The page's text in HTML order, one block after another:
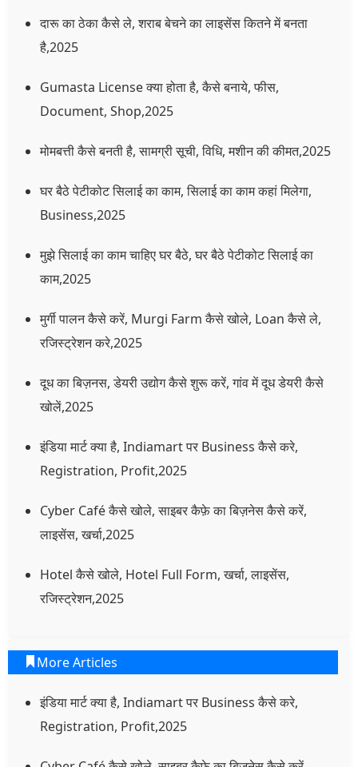
दारू का ठेका कैसे ले, शराब बेचने का लाइसेंस कितने में बनता
है,2025
Gumasta License क्या होता है, कैसे बनाये, फीस,
Document, Shop,2025
मोमबत्ती कैसे बनती है, सामग्री सूची, विधि, मशीन की कीमत,2025
घर बैठे पेटीकोट सिलाई का काम, सिलाई का काम कहां मिलेगा,
Business,2025
मुझे सिलाई का काम चाहिए घर बैठे, घर बैठे पेटीकोट सिलाई का
काम,2025
मुर्गी पालन कैसे करें, Murgi Farm कैसे खोले, Loan कैसे ले,
रजिस्ट्रेशन करे,2025
दूध का बिज़नस, डेयरी उद्योग कैसे शुरू करें, गांव में दूध डेयरी कैसे
खोलें,2025
इंडिया मार्ट क्या है, Indiamart पर Business कैसे करे,
Registration, Profit,2025
Cyber Café कैसे खोले, साइबर कैफ़े का बिज़नेस कैसे करें,
लाइसेंस, खर्चा,2025
Hotel कैसे खोले, Hotel Full Form, खर्चा, लाइसेंस,
रजिस्ट्रेशन,2025
More Articles
इंडिया मार्ट क्या है, Indiamart पर Business कैसे करे,
Registration, Profit,2025